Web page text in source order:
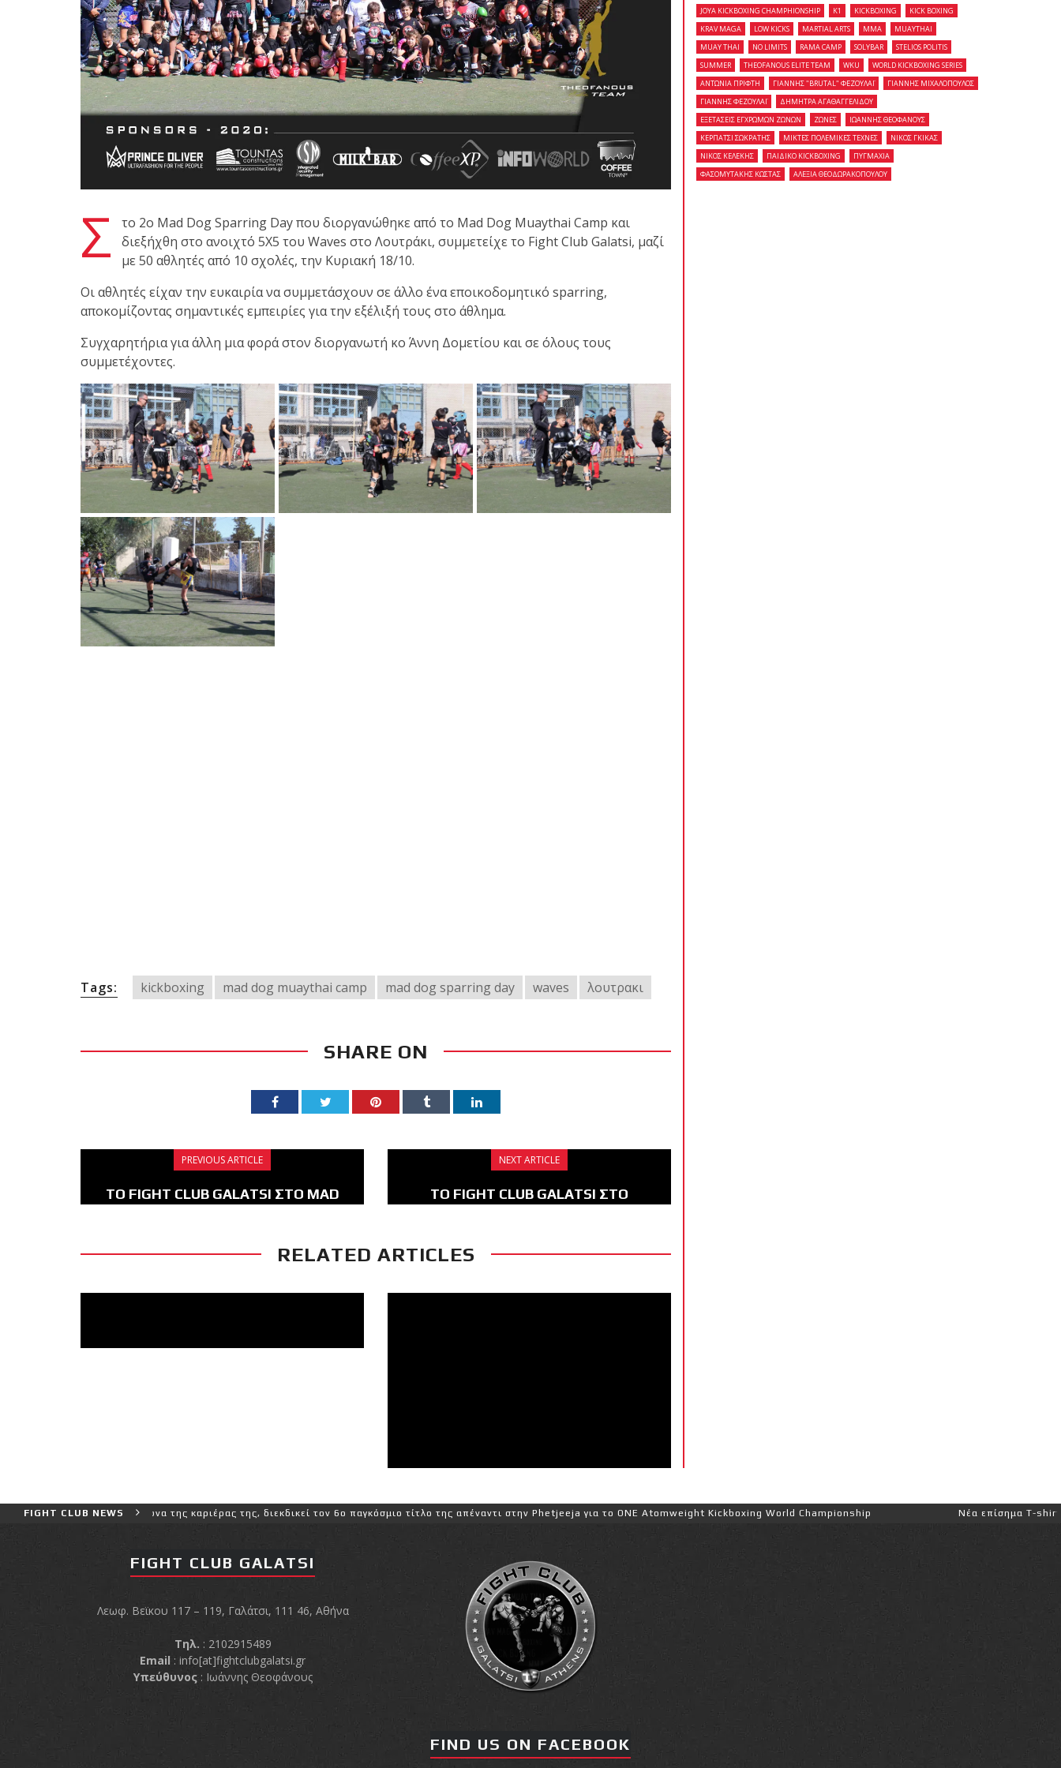
Με μεγάλη επιτυχία πραγματοποιήθηκε το κλειστό σεμινάριο
Brazilian Jiu-Jitsu με τον Grand Master Reyson Gracie στο Fight
Club Galatsi!
Ο Κορυφαίος Βραζιλιάνος προπονητής Reyson Gracie Red Belt
9th Degree, σε σεμινάριο BJJ για λίγους, στο Fight Club Galatsi..!
Σ
το 2ο Mad Dog Sparring Day που διοργανώθηκε από το Mad Dog Muaythai Camp και
διεξήχθη στο ανοιχτό 5Χ5 του Waves στο Λουτράκι, συμμετείχε το Fight Club Galatsi, μαζί
με 50 αθλητές από 10 σχολές, την Κυριακή 18/10.
Οι αθλητές είχαν την ευκαιρία να συμμετάσχουν σε άλλο ένα εποικοδομητικό sparring,
αποκομίζοντας σημαντικές εμπειρίες για την εξέλιξή τους στο άθλημα.
Συγχαρητήρια για άλλη μια φορά στον διοργανωτή κο Άννη Δομετίου και σε όλους τους
συμμετέχοντες.
Tags: kickboxing mad dog muaythai camp mad dog sparring day waves λουτρακι
SHARE ON
PREVIOUS ARTICLE
ΤΟ FIGHT CLUB GALATSI ΣΤΟ MAD
NEXT ARTICLE
ΤΟ FIGHT CLUB GALATSI ΣΤΟ
RELATED ARTICLES
JOYA KICKBOXING CHAMPHIONSHIP
K1 KICKBOXING
KICK BOXING
KRAV MAGA
LOW KICKS MARTIAL ARTS MMA
MUAYTHAI
MUAY THAI
NO LIMITS RAMA CAMP SOLYBAR
STELIOS POLITIS
SUMMER
THEOFANOUS ELITE TEAM WKU
WORLD KICKBOXING SERIES
ΑΝΤΩΝΙΑ ΠΡΙΦΤΗ
ΓΙΑΝΝΗΣ "BRUTAL" ΦΕΖΟΥΛΑΪ
ΓΙΑΝΝΗΣ ΜΙΧΑΛΟΠΟΥΛΟΣ
ΓΙΑΝΝΗΣ ΦΕΖΟΥΛΑΪ
ΔΗΜΗΤΡΑ ΑΓΑΘΑΓΓΕΛΙΔΟΥ
ΕΞΕΤΑΣΕΙΣ ΕΓΧΡΩΜΩΝ ΖΩΝΩΝ
ΖΩΝΕΣ
ΙΩΑΝΝΗΣ ΘΕΟΦΑΝΟΥΣ
ΚΕΡΠΑΤΣΙ ΣΩΚΡΑΤΗΣ
ΜΙΚΤΕΣ ΠΟΛΕΜΙΚΕΣ ΤΕΧΝΕΣ
ΝΙΚΟΣ ΓΚΙΚΑΣ
ΝΙΚΟΣ ΚΕΛΕΚΗΣ
ΠΑΙΔΙΚΟ KICKBOXING
ΠΥΓΜΑΧΙΑ
ΦΑΣΟΜΥΤΑΚΗΣ ΚΩΣΤΑΣ
ΑΛΕΞΙΑ ΘΕΟΔΩΡΑΚΟΠΟΥΛΟΥ
FIGHT CLUB NEWS
αγώνα της καριέρας της, διεκδικεί τον 6ο παγκόσμιο τίτλο της απέναντι στην Phetjeeja για το ONE Atomweight Kickboxing World Championship Νέα επίσημα T-shirts του Ιωάννη
FIGHT CLUB GALATSI
Λεωφ. Βεϊκου 117 – 119, Γαλάτσι, 111 46, Αθήνα
Τηλ. : 2102915489
Email : info[at]fightclubgalatsi.gr
Υπεύθυνος: Ιωάννης Θεοφάνους
FIND US ON FACEBOOK